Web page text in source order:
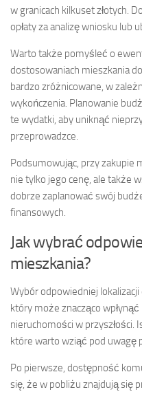
w granicach kilkuset złotych.
opłaty za analizę wniosku lub
Warto także pomyśleć o
dostosowaniach mieszkania
bardzo zróżnicowane, w
wykończenia. Planowanie
te wydatki, aby uniknąć
przeprowadzce.
Podsumowując, przy zakupie
nie tylko jego cenę, ale także
dobrze zaplanować swój
finansowych.
Jak wybrać
mieszkania?
Wybór odpowiedniej
który może znacząco
nieruchomości w przyszłości.
które warto wziąć pod uwagę
Po pierwsze, dostępność
się, że w pobliżu znajdują się